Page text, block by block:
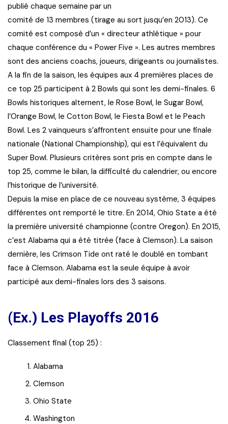
publié chaque semaine par un
comité de 13 membres (tirage au sort jusqu’en 2013). Ce
comité est composé d’un « directeur athlétique » pour
chaque conférence du « Power Five ». Les autres membres
sont des anciens coachs, joueurs, dirigeants ou journalistes.
A la fin de la saison, les équipes aux 4 premières places de
ce top 25 participent à 2 Bowls qui sont les demi-finales. 6
Bowls historiques alternent, le Rose Bowl, le Sugar Bowl,
l’Orange Bowl, le Cotton Bowl, le Fiesta Bowl et le Peach
Bowl. Les 2 vainqueurs s’affrontent ensuite pour une finale
nationale (National Championship), qui est l’équivalent du
Super Bowl. Plusieurs critères sont pris en compte dans le
top 25, comme le bilan, la difficulté du calendrier, ou encore
l’historique de l’université.
Depuis la mise en place de ce nouveau système, 3 équipes
différentes ont remporté le titre. En 2014, Ohio State a été
la première université championne (contre Oregon). En 2015,
c’est Alabama qui a été titrée (face à Clemson). La saison
dernière, les Crimson Tide ont raté le doublé en tombant
face à Clemson. Alabama est la seule équipe à avoir
participé aux demi-finales lors des 3 saisons.
(Ex.) Les Playoffs 2016
Classement final (top 25) :
Alabama
Clemson
Ohio State
Washington